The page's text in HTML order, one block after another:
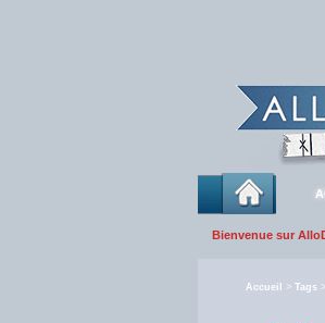
Bienvenue sur
Accueil > Tags